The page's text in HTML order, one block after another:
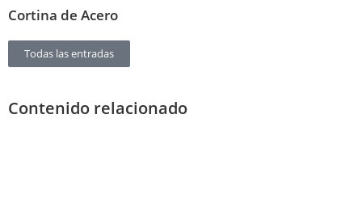
Cortina de Acero
Todas las entradas
Contenido relacionado